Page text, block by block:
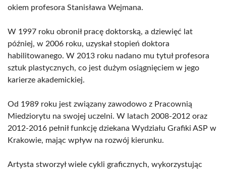
okiem profesora Stanisława Wejmana.
W 1997 roku obronił pracę doktorską, a dziewięć lat
później, w 2006 roku, uzyskał stopień doktora
habilitowanego. W 2013 roku nadano mu tytuł profesora
sztuk plastycznych, co jest dużym osiągnięciem w jego
karierze akademickiej.
Od 1989 roku jest związany zawodowo z Pracownią
Miedziorytu na swojej uczelni. W latach 2008-2012 oraz
2012-2016 pełnił funkcję dziekana Wydziału Grafiki ASP w
Krakowie, mając wpływ na rozwój kierunku.
Artysta stworzył wiele cykli graficznych, wykorzystując